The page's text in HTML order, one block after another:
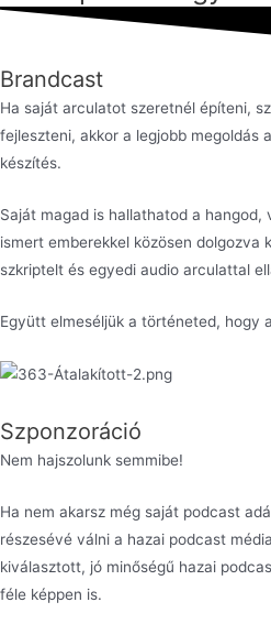
Brandcast
Ha saját arculatot szeretnél építeni,
fejleszteni, akkor a legjobb megoldás
készítés.
Saját magad is hallathatod a hangod,
ismert emberekkel közösen dolgozva
szkriptelt és egyedi audio arculattal
Együtt elmeséljük a történeted, hogy
Szponzoráció
Nem hajszolunk semmibe!
Ha nem akarsz még saját podcast
részesévé válni a hazai podcast
kiválasztott, jó minőségű hazai
féle képpen is.